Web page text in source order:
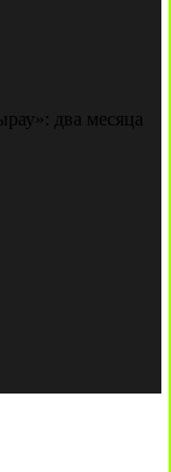
два месяца